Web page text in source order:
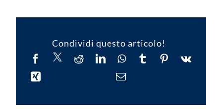
Condividi questo articolo!